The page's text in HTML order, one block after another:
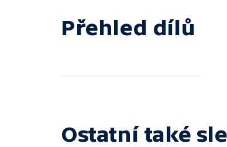
Přehled dílů
Ostatní také